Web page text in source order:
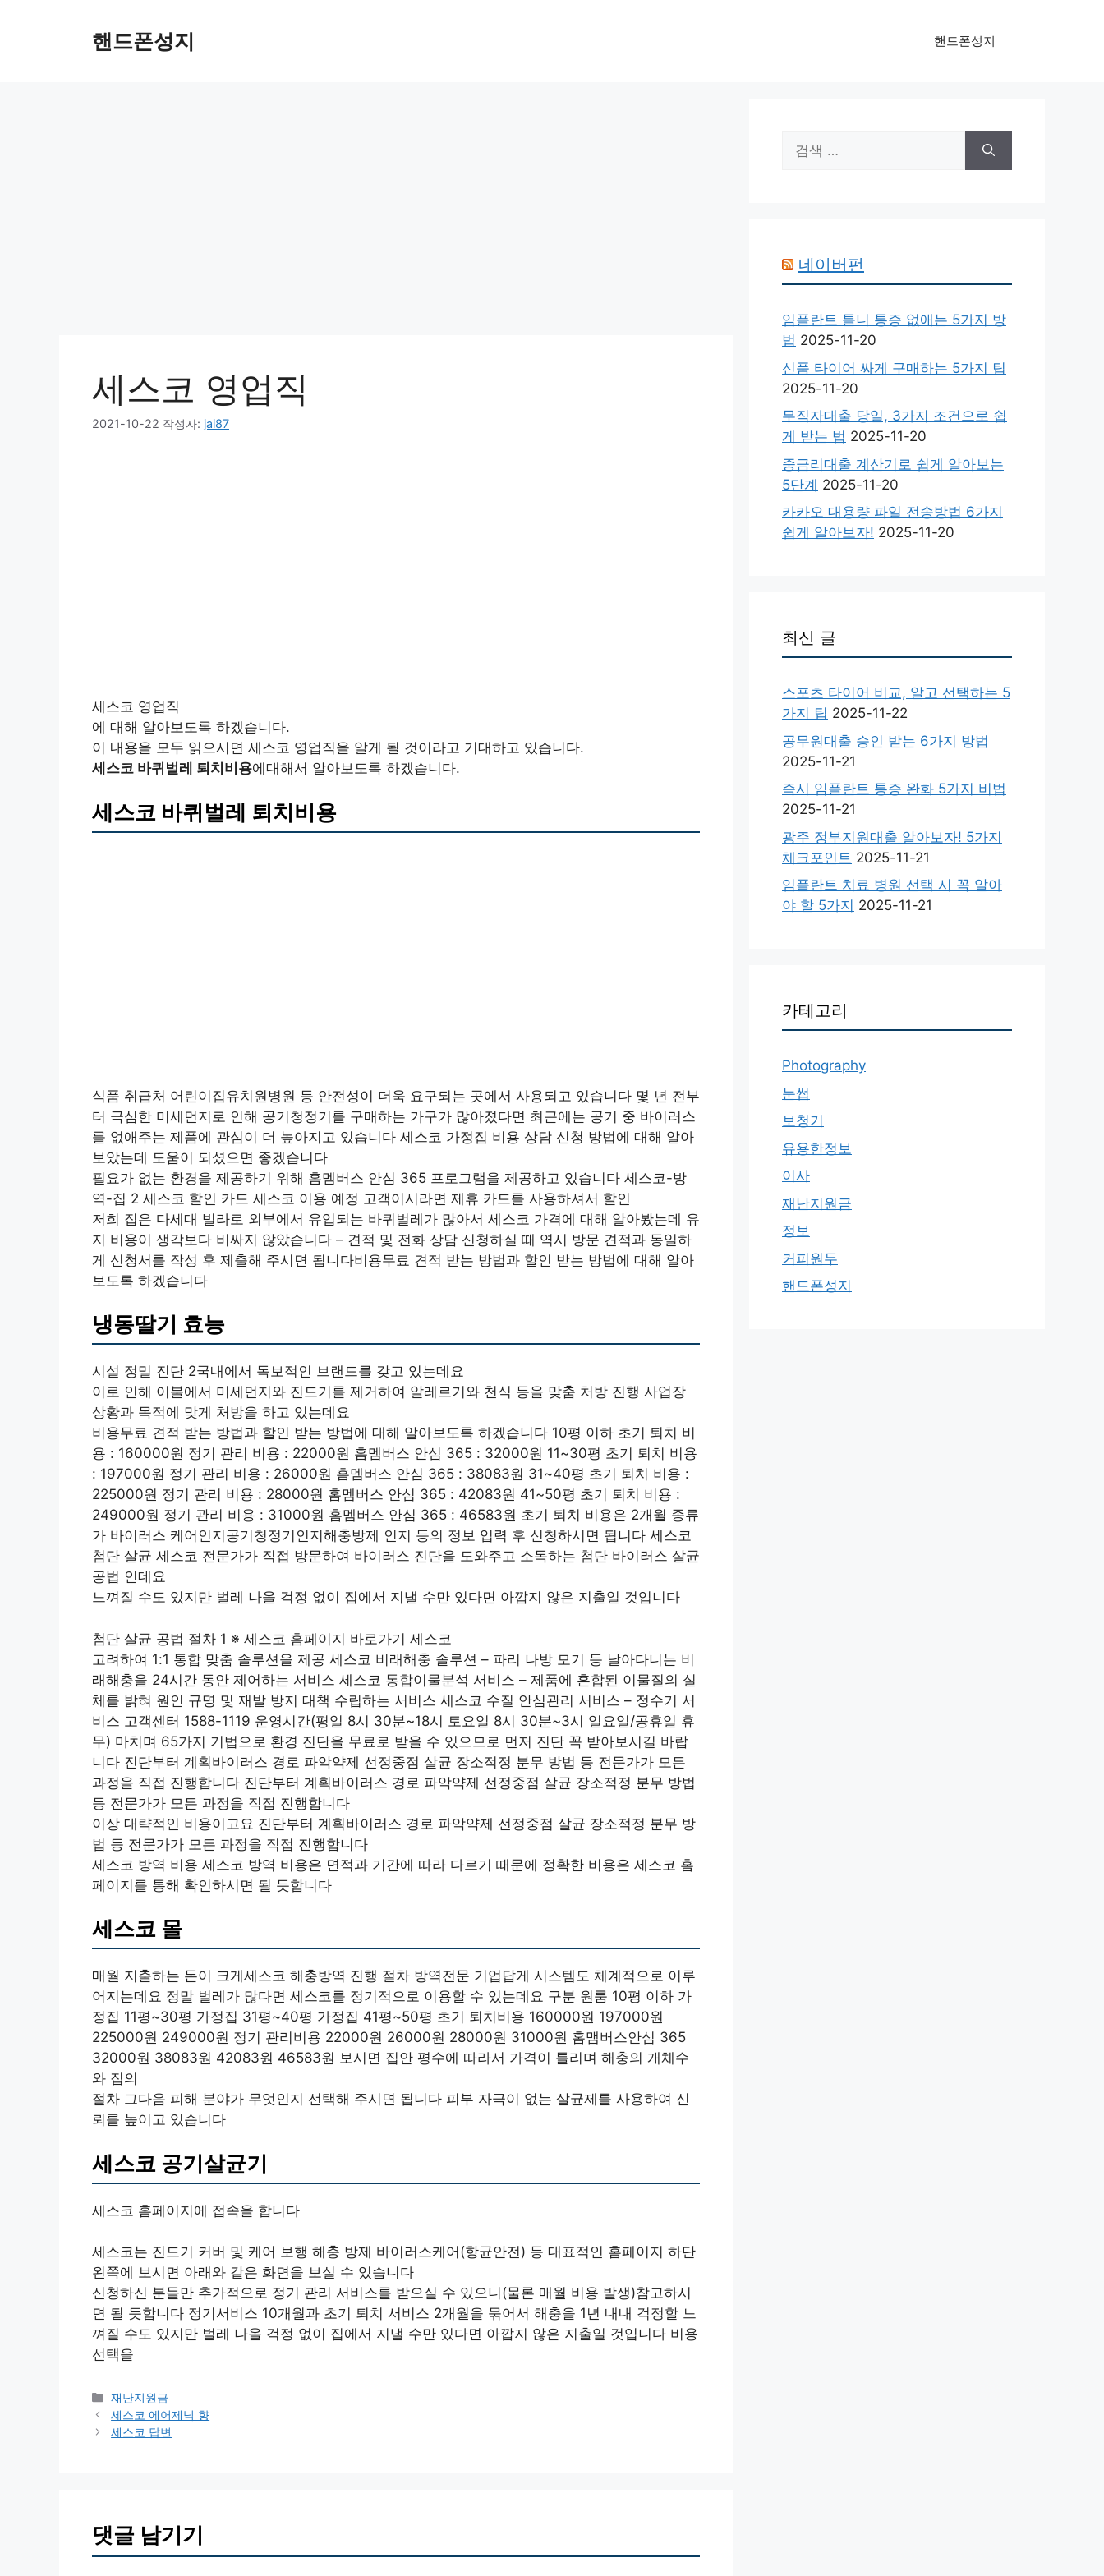
핸드폰성지 핸드폰성지
세스코 영업직
2021-10-22 작성자: jai87
세스코 영업직
에 대해 알아보도록 하겠습니다.
이 내용을 모두 읽으시면 세스코 영업직을 알게 될 것이라고 기대하고 있습니다.
세스코 바퀴벌레 퇴치비용에대해서 알아보도록 하겠습니다.
세스코 바퀴벌레 퇴치비용
식품 취급처 어린이집유치원병원 등 안전성이 더욱 요구되는 곳에서 사용되고 있습니다 몇 년 전부
터 극심한 미세먼지로 인해 공기청정기를 구매하는 가구가 많아졌다면 최근에는 공기 중 바이러스
를 없애주는 제품에 관심이 더 높아지고 있습니다 세스코 가정집 비용 상담 신청 방법에 대해 알아
보았는데 도움이 되셨으면 좋겠습니다
필요가 없는 환경을 제공하기 위해 홈멤버스 안심 365 프로그램을 제공하고 있습니다 세스코-방
역-집 2 세스코 할인 카드 세스코 이용 예정 고객이시라면 제휴 카드를 사용하셔서 할인
저희 집은 다세대 빌라로 외부에서 유입되는 바퀴벌레가 많아서 세스코 가격에 대해 알아봤는데 유
지 비용이 생각보다 비싸지 않았습니다 – 견적 및 전화 상담 신청하실 때 역시 방문 견적과 동일하
게 신청서를 작성 후 제출해 주시면 됩니다비용무료 견적 받는 방법과 할인 받는 방법에 대해 알아
보도록 하겠습니다
냉동딸기 효능
시설 정밀 진단 2국내에서 독보적인 브랜드를 갖고 있는데요
이로 인해 이불에서 미세먼지와 진드기를 제거하여 알레르기와 천식 등을 맞춤 처방 진행 사업장
상황과 목적에 맞게 처방을 하고 있는데요
비용무료 견적 받는 방법과 할인 받는 방법에 대해 알아보도록 하겠습니다 10평 이하 초기 퇴치 비
용 : 160000원 정기 관리 비용 : 22000원 홈멤버스 안심 365 : 32000원 11~30평 초기 퇴치 비용
: 197000원 정기 관리 비용 : 26000원 홈멤버스 안심 365 : 38083원 31~40평 초기 퇴치 비용 :
225000원 정기 관리 비용 : 28000원 홈멤버스 안심 365 : 42083원 41~50평 초기 퇴치 비용 :
249000원 정기 관리 비용 : 31000원 홈멤버스 안심 365 : 46583원 초기 퇴치 비용은 2개월 종류
가 바이러스 케어인지공기청정기인지해충방제 인지 등의 정보 입력 후 신청하시면 됩니다 세스코
첨단 살균 세스코 전문가가 직접 방문하여 바이러스 진단을 도와주고 소독하는 첨단 바이러스 살균
공법 인데요
느껴질 수도 있지만 벌레 나올 걱정 없이 집에서 지낼 수만 있다면 아깝지 않은 지출일 것입니다
첨단 살균 공법 절차 1 ※ 세스코 홈페이지 바로가기 세스코
고려하여 1:1 통합 맞춤 솔루션을 제공 세스코 비래해충 솔루션 – 파리 나방 모기 등 날아다니는 비
래해충을 24시간 동안 제어하는 서비스 세스코 통합이물분석 서비스 – 제품에 혼합된 이물질의 실
체를 밝혀 원인 규명 및 재발 방지 대책 수립하는 서비스 세스코 수질 안심관리 서비스 – 정수기 서
비스 고객센터 1588-1119 운영시간(평일 8시 30분~18시 토요일 8시 30분~3시 일요일/공휴일 휴
무) 마치며 65가지 기법으로 환경 진단을 무료로 받을 수 있으므로 먼저 진단 꼭 받아보시길 바랍
니다 진단부터 계획바이러스 경로 파악약제 선정중점 살균 장소적정 분무 방법 등 전문가가 모든
과정을 직접 진행합니다 진단부터 계획바이러스 경로 파악약제 선정중점 살균 장소적정 분무 방법
등 전문가가 모든 과정을 직접 진행합니다
이상 대략적인 비용이고요 진단부터 계획바이러스 경로 파악약제 선정중점 살균 장소적정 분무 방
법 등 전문가가 모든 과정을 직접 진행합니다
세스코 방역 비용 세스코 방역 비용은 면적과 기간에 따라 다르기 때문에 정확한 비용은 세스코 홈
페이지를 통해 확인하시면 될 듯합니다
세스코 몰
매월 지출하는 돈이 크게세스코 해충방역 진행 절차 방역전문 기업답게 시스템도 체계적으로 이루
어지는데요 정말 벌레가 많다면 세스코를 정기적으로 이용할 수 있는데요 구분 원룸 10평 이하 가
정집 11평~30평 가정집 31평~40평 가정집 41평~50평 초기 퇴치비용 160000원 197000원
225000원 249000원 정기 관리비용 22000원 26000원 28000원 31000원 홈맴버스안심 365
32000원 38083원 42083원 46583원 보시면 집안 평수에 따라서 가격이 틀리며 해충의 개체수
와 집의
절차 그다음 피해 분야가 무엇인지 선택해 주시면 됩니다 피부 자극이 없는 살균제를 사용하여 신
뢰를 높이고 있습니다
세스코 공기살균기
세스코 홈페이지에 접속을 합니다
세스코는 진드기 커버 및 케어 보행 해충 방제 바이러스케어(항균안전) 등 대표적인 홈페이지 하단
왼쪽에 보시면 아래와 같은 화면을 보실 수 있습니다
신청하신 분들만 추가적으로 정기 관리 서비스를 받으실 수 있으니(물론 매월 비용 발생)참고하시
면 될 듯합니다 정기서비스 10개월과 초기 퇴치 서비스 2개월을 묶어서 해충을 1년 내내 걱정할 느
껴질 수도 있지만 벌레 나올 걱정 없이 집에서 지낼 수만 있다면 아깝지 않은 지출일 것입니다 비용
선택을
카
테
고
재난지원금
세스코 에어제닉 향
세스코 답변
댓글 남기기
색:
네이버펀
임플란트 틀니 통증 없애는 5가지 방
법 2025-11-20
신품 타이어 싸게 구매하는 5가지 팁
2025-11-20
무직자대출 당일, 3가지 조건으로 쉽
게 받는 법 2025-11-20
중금리대출 계산기로 쉽게 알아보는
5단계 2025-11-20
카카오 대용량 파일 전송방법 6가지
쉽게 알아보자! 2025-11-20
최신 글
스포츠 타이어 비교, 알고 선택하는 5
가지 팁 2025-11-22
공무원대출 승인 받는 6가지 방법
2025-11-21
즉시 임플란트 통증 완화 5가지 비법
2025-11-21
광주 정부지원대출 알아보자! 5가지
체크포인트 2025-11-21
임플란트 치료 병원 선택 시 꼭 알아
야 할 5가지 2025-11-21
카테고리
Photography
눈썹
보청기
유용한정보
이사
재난지원금
정보
커피원두
핸드폰성지